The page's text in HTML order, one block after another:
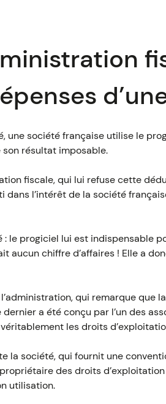
une société française utilise le
son résultat imposable.
fiscale, qui lui refuse cette
dans l’intérêt de la société
: le progiciel lui est indispensable
aucun chiffre d’affaires ! Elle a
qui remarque que
a été conçu par l’un des
les droits
la société, qui fournit une
des droits
utilisation.